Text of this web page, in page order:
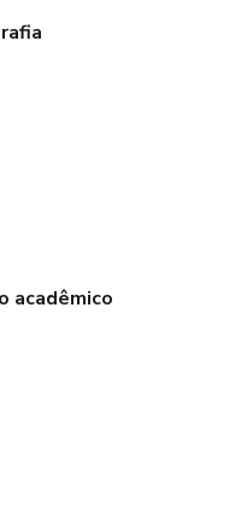
acadêmico